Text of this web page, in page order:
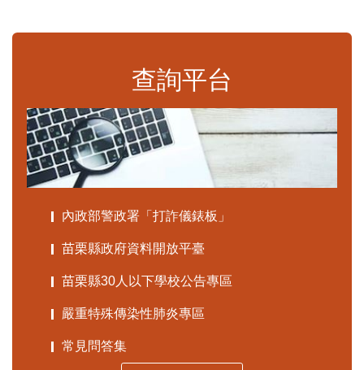
查詢平台
內政部警政署「打詐儀錶板」
苗栗縣政府資料開放平臺
苗栗縣30人以下學校公告專區
嚴重特殊傳染性肺炎專區
常見問答集